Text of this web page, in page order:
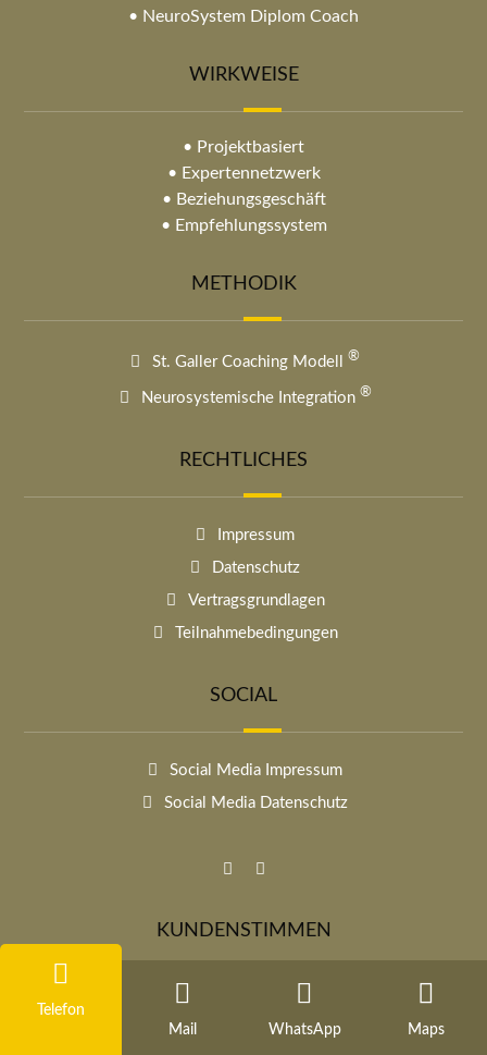
• NeuroSystem Diplom Coach
WIRKWEISE
• Projektbasiert
• Expertennetzwerk
• Beziehungsgeschäft
• Empfehlungssystem
METHODIK
St. Galler Coaching Modell ®
Neurosystemische Integration ®
RECHTLICHES
Impressum
Datenschutz
Vertragsgrundlagen
Teilnahmebedingungen
SOCIAL
Social Media Impressum
Social Media Datenschutz
KUNDENSTIMMEN
ECHTHEIT GARANTIERT ♥︎
Telefon
Mail
WhatsApp Maps